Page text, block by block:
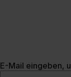
E-Mail eingeben,